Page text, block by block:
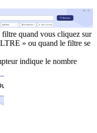
filtre quand vous cliquez sur
» ou quand le filtre se
indique le nombre